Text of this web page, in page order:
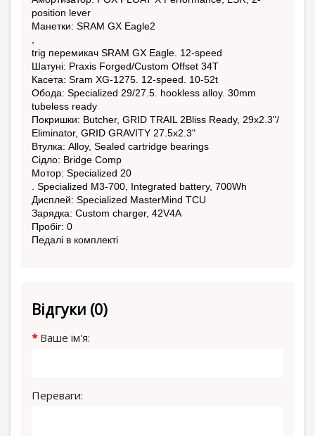
position lever
Манетки: SRAM GX Eagle2
,
trig перемикач SRAM GX Eagle. 12-speed
Шатуні: Praxis Forged/Custom Offset 34T
Касета: Sram XG-1275. 12-speed. 10-52t
Обода: Specialized 29/27.5. hookless alloy. 30mm
tubeless ready
Покришки: Butcher, GRID TRAIL 2Bliss Ready, 29x2.3"/
Eliminator, GRID GRAVITY 27.5x2.3"
Втулка: Alloy, Sealed cartridge bearings
Сідло: Bridge Comp
Мотор: Specialized 20
. Specialized M3-700, Integrated battery, 700Wh
Дисплей: Specialized MasterMind TCU
Зарядка: Custom charger, 42V4A
Пробіг: 0
Педалі в комплекті
Відгуки (0)
Ваше ім'я:
Переваги: